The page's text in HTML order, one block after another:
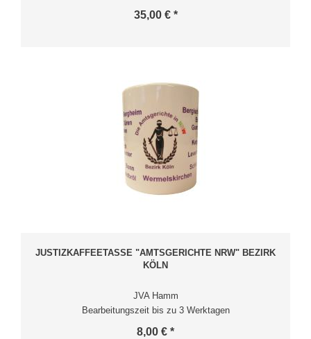
35,00 € *
JUSTIZKAFFEETASSE "AMTSGERICHTE NRW" BEZIRK
KÖLN
JVA Hamm
Bearbeitungszeit bis zu 3 Werktagen
8,00 € *